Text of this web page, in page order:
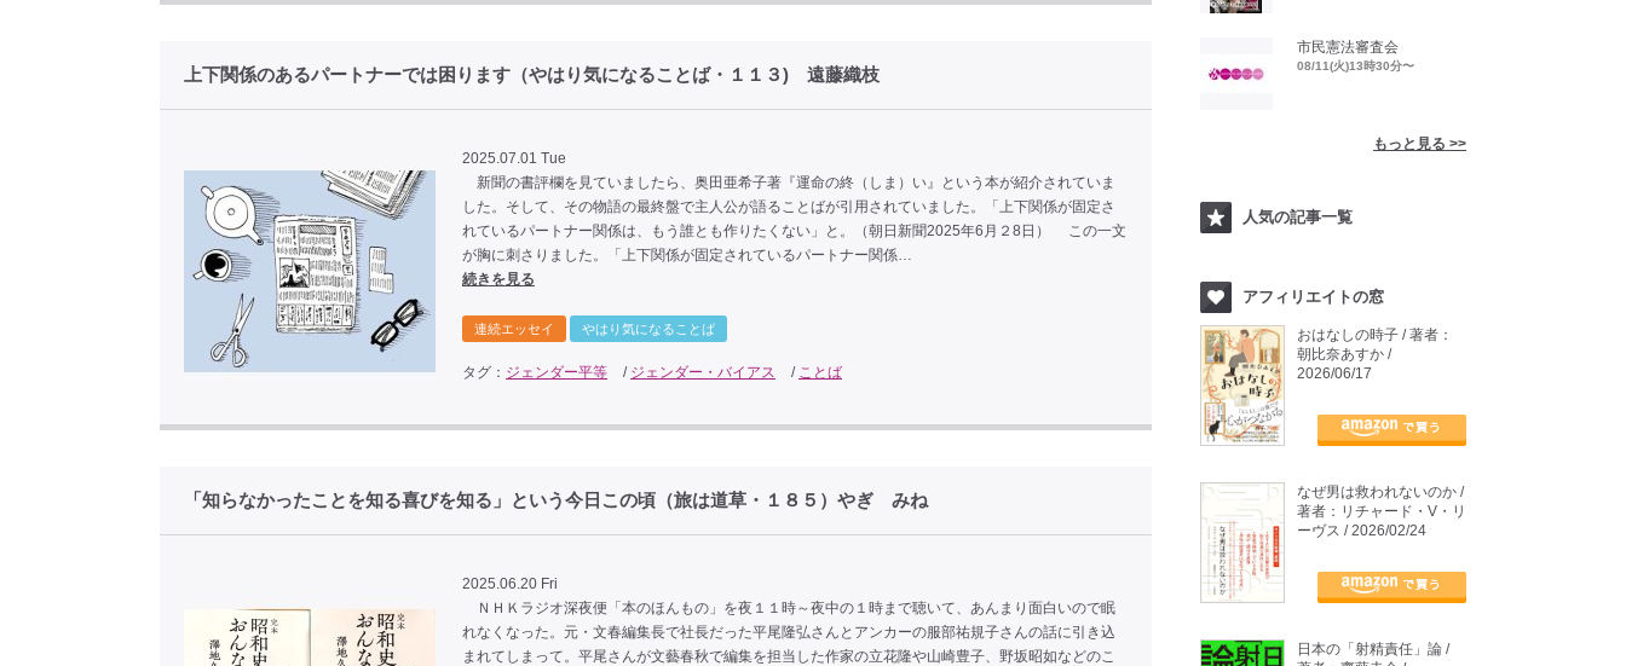
上下関係のあるパートナーでは困ります（やはり気になることば・１１３) 遠藤織枝
2025.07.01 Tue
新聞の書評欄を見ていましたら、奥田亜希子著『運命の終（しま）い』という本が紹介されていま
した。そして、その物語の最終盤で主人公が語ることばが引用されていました。「上下関係が固定さ
れているパートナー関係は、もう誰とも作りたくない」と。（朝日新聞2025年6月２8日） この一文
が胸に刺さりました。「上下関係が固定されているパートナー関係…
続きを見る
連続エッセイ やはり気になることば
タグ： ジェンダー平等 / ジェンダー・バイアス / ことば
「知らなかったことを知る喜びを知る」という今日この頃（旅は道草・１８５）やぎ みね
2025.06.20 Fri
ＮＨＫラジオ深夜便「本のほんもの」を夜１１時～夜中の１時まで聴いて、あんまり面白いので眠
れなくなった。元・文春編集長で社長だった平尾隆弘さんとアンカーの服部祐規子さんの話に引き込
まれてしまって。平尾さんが文藝春秋で編集を担当した作家の立花隆や山崎豊子、野坂昭如などのこ
市民憲法審査会
08/11(火)13時30分〜
もっと見る >>
人気の記事一覧
アフィリエイトの窓
おはなしの時子 / 著者：
朝比奈あすか /
2026/06/17
なぜ男は救われないのか /
著者：リチャード・V・リ
ーヴス / 2026/02/24
日本の「射精責任」論 /